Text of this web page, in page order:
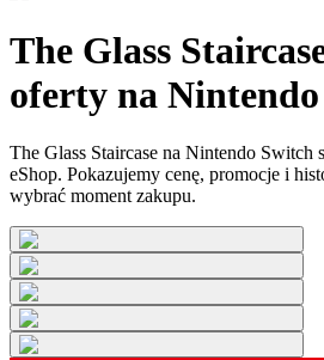
The Glass
oferty na
The Glass Staircase na Nintendo Switch
eShop. Pokazujemy cenę, promocje i
wybrać moment zakupu.